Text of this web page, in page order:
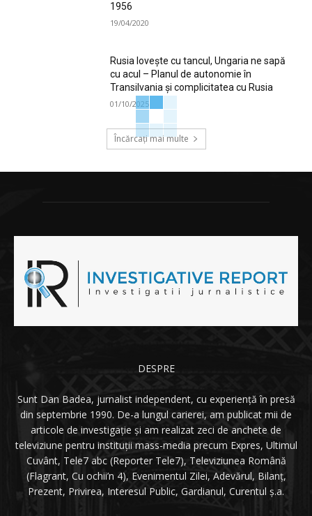
1956
19/04/2020
Rusia lovește cu tancul, Ungaria ne sapă
cu acul – Planul de autonomie în
Transilvania și complicitatea cu Rusia
01/10/2025
Încărcați mai multe
DESPRE
Sunt Dan Badea, jurnalist independent, cu experiență în presă
din septembrie 1990. De-a lungul carierei, am publicat mii de
articole de investigație și am realizat zeci de anchete de
televiziune pentru instituții mass-media precum Expres, Ultimul
Cuvânt, Tele7 abc (Reporter Tele7), Televiziunea Română
(Flagrant, Cu ochii’n 4), Evenimentul Zilei, Adevărul, Bilanț,
Prezent, Privirea, Interesul Public, Gardianul, Curentul ș.a.